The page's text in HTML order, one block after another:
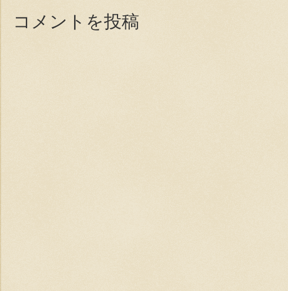
コメントを投稿